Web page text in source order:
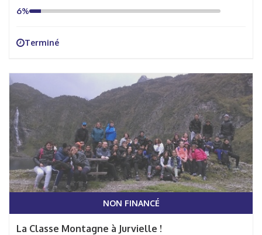
6%
Terminé
NON FINANCÉ
La Classe Montagne à Jurvielle !